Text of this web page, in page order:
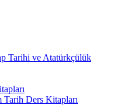
Tarihi ve Atatürkçülük
Tarih Ders Kitapları